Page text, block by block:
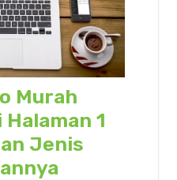
Murah
1
Jenis